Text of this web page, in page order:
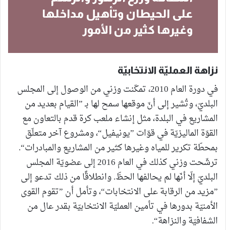
على الحيطان وتأهيل مداخلها
وغيرها كثير من الأمور
نزاهة العمليّة الانتخابيّة
في دورة العام 2010، تمكّنت وزني من الوصول إلى المجلس
البلديّ، وتُشير إلى أنّ موقعها سمح لها بـ ”القيام بعديد من
المشاريع في البلدة، مثل إنشاء ملعب كرة قدم بالتعاون مع
القوّة الماليزيّة في قوّات ”يونيفيل“، ومشروع آخر متعلّق
بمحطّة تكرير للمياه وغيرها كثير من المشاريع والمبادرات“.
ترشّحت وزني كذلك في العام 2016 إلى عضويّة المجلس
البلديّ إلّا أنّها لم يحالفها الحظّ. وانطلاقًا من ذلك تدعو إلى
”مزيد من الرقابة على الانتخابات“، وتأمل أن ”تقوم القوى
الأمنيّة بدورها في تأمين العمليّة الانتخابيّة بقدر عال من
الشفافيّة والنزاهة“.